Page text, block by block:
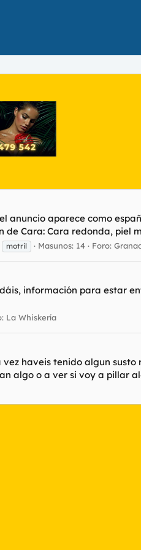
anuncio aparece como
Cara: Cara redonda, piel
motril Masunos: 14 Foro:
información para estar
La Whiskería
haveis tenido algun susto
algo o a ver si voy a pillar